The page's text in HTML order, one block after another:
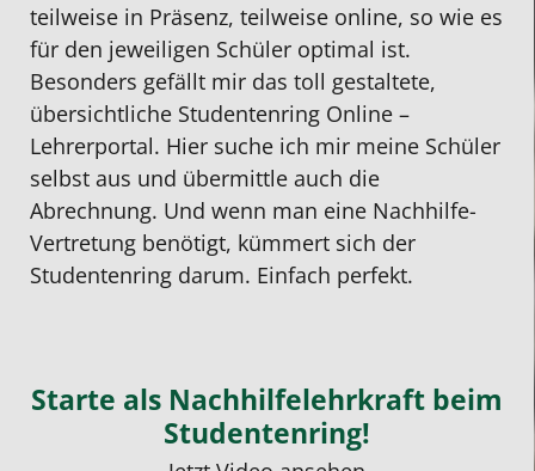
teilweise in Präsenz, teilweise online, so wie es
für den jeweiligen Schüler optimal ist.
Besonders gefällt mir das toll gestaltete,
übersichtliche Studentenring Online –
Lehrerportal. Hier suche ich mir meine Schüler
selbst aus und übermittle auch die
Abrechnung. Und wenn man eine Nachhilfe-
Vertretung benötigt, kümmert sich der
Studentenring darum. Einfach perfekt.
Starte als Nachhilfelehrkraft beim
Studentenring!